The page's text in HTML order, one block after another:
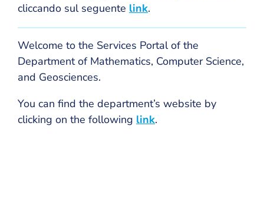
cliccando sul seguente link.
Welcome to the Services Portal of the
Department of Mathematics, Computer Science,
and Geosciences.
You can find the department’s website by
clicking on the following link.